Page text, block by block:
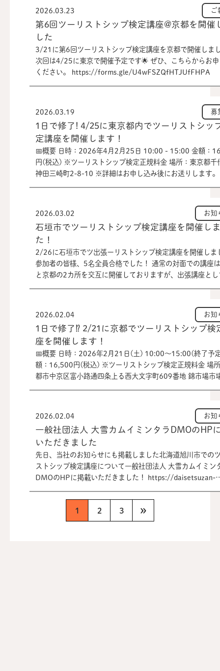
2026.03.23 ご
第6回ツーリストシップ検定講座@京都を開催
した
3/21に第6回ツーリストシップ検定講座を京都で開催しま
次回は4/25に東京で開催予定です🌟 ぜひ、こちらからお
ください。 https://forms.gle/U4wFSZQfHTJUfFHPA
2026.03.19 募
1日で修了! 4/25に東京都内でツーリストシッ
定講座を開催します！
📅概要 日時：2026年4月2月25日 10:00 - 15:00 金額：
円(税込) ※ツーリストシップ検定正規料金 場所：東京都千
神田三崎町2-8-10 ※詳細はお申し込み後にお送りします。
グラムは「ツーリストシップ検定」が対象です。アンバサ
定ではありません。 ・対面開催の前日までに、マイページ
行っていただきますが、事前の講義の視聴は不要です。 ・
名までとなっておりますので、申込多数の場合は先着順で
らせていただきます。 ・最小催行人数は3名です。到達し
た場合は当日より3日前にご連絡いたします。 皆様のご応
待ちしております！ また、ツーリストシップ検定はオンラ
も随時受験いただけます。 こちらのウェブサイトからお申
2026.03.02 お知
石垣市でツーリストシップ検定講座を開催し
た！
2/26に石垣市でツ出張ーリストシップ検定講座を開催しま
参加者の皆様、5名全員合格でした！ 通常の対面での講座
と京都の2カ所を交互に開催しておりますが、出張講座と
https://forms.gle/siXsQmG2Lp7xkmx36 4/25＠東京
2026.02.04 お知
1日で修了⁉ 2/21に京都でツーリストシップ検
座を開催します！
📅概要 日時：2026年2月21日(土) 10:00～15:00(終了予
額：16,500円(税込) ※ツーリストシップ検定正規料金 場
都市中京区富小路通四条上る西大文字町609番地 錦市場市
https://forms.gle/siXsQmG2Lp7xkmx36 ※注意事項 ・
グラムは「ツーリストシップ検定」が対象です。アンバサ
定ではありません。 ・対面開催の前日までに、マイページ
行っていただきますが、事前の講義の視聴は不要です。 ・
名までとなっておりますので、申込多数の場合は先着順で
らせていただきます。 ・最小催行人数は3名です。到達し
た場合は当日より3日前にご連絡いたします。 皆様のご応
待ちしております！ また、ツーリストシップ検定はオンラ
も随時受験いただけます。 こちらのウェブサイトからお申
ください。 過去の開催記録はこちらから
https://tscert.com/notification/10/
2026.02.04 お知
一般社団法人 大雪カムイミンタラDMOのHP
いただきました
先日、当社のお知らせにも掲載しました北海道旭川市での
ストシップ検定講座について一般社団法人 大雪カムイミン
DMOのHPに掲載いただきました！ https://daisetsuzan-
こちらから
https://www.facebook.com/
1 2 3 »